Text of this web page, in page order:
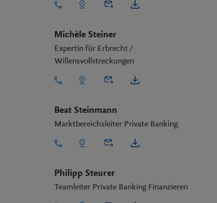
Michèle Steiner
Expertin für Erbrecht /
Willensvollstreckungen
Beat Steinmann
Marktbereichsleiter Private Banking
Philipp Steurer
Teamleiter Private Banking Finanzieren